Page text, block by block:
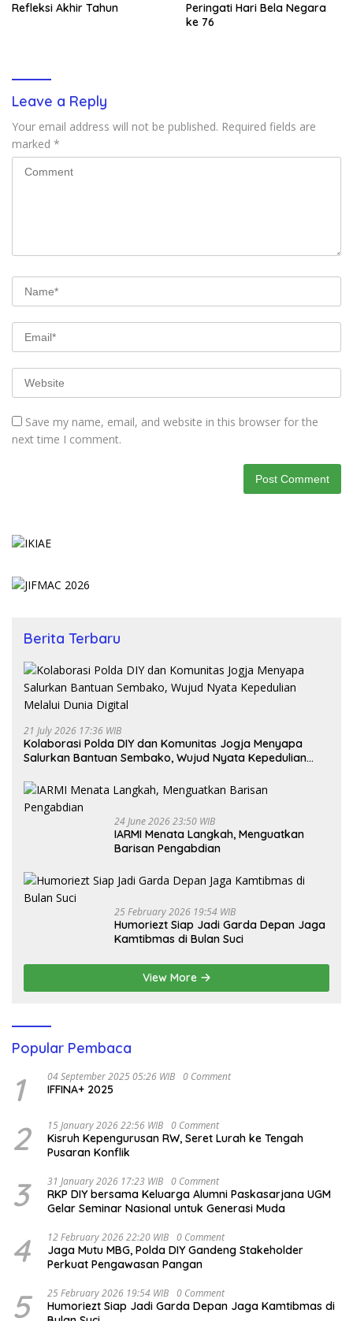
Refleksi Akhir Tahun
Peringati Hari Bela Negara
ke 76
Leave a Reply
Your email address will not be published. Required fields are
marked *
Save my name, email, and website in this browser for the
next time I comment.
Berita Terbaru
21 July 2026 17:36 WIB
Kolaborasi Polda DIY dan Komunitas Jogja Menyapa
Salurkan Bantuan Sembako, Wujud Nyata Kepedulian
24 June 2026 23:50 WIB
IARMI Menata Langkah, Menguatkan
Barisan Pengabdian
25 February 2026 19:54 WIB
Humoriezt Siap Jadi Garda Depan Jaga
Kamtibmas di Bulan Suci
View More
Popular Pembaca
1 04 September 2025 05:26 WIB 0 Comment
IFFINA+ 2025
2 15 January 2026 22:56 WIB 0 Comment
Kisruh Kepengurusan RW, Seret Lurah ke Tengah
Pusaran Konflik
3 31 January 2026 17:23 WIB 0 Comment
RKP DIY bersama Keluarga Alumni Paskasarjana UGM
Gelar Seminar Nasional untuk Generasi Muda
4 12 February 2026 22:20 WIB 0 Comment
Jaga Mutu MBG, Polda DIY Gandeng Stakeholder
Perkuat Pengawasan Pangan
5 25 February 2026 19:54 WIB 0 Comment
Humoriezt Siap Jadi Garda Depan Jaga Kamtibmas di